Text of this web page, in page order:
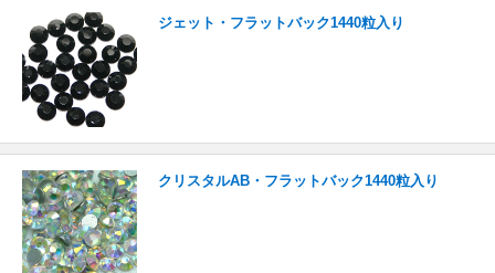
ジェット・フラットバック1440粒入り
クリスタルAB・フラットバック1440粒入り